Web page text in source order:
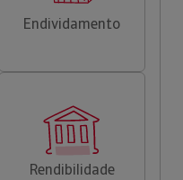
Endividamento
Rendibilidade